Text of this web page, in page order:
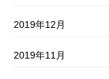
2019年12月
2019年11月